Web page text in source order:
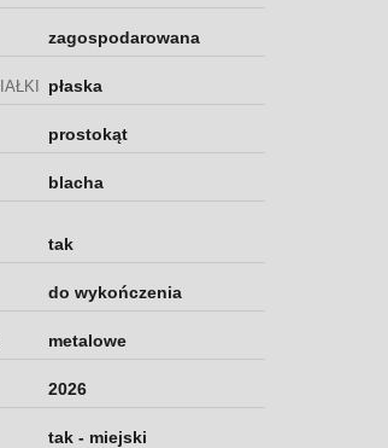
zagospodarowana
płaska
prostokąt
blacha
tak
do wykończenia
metalowe
2026
tak - miejski